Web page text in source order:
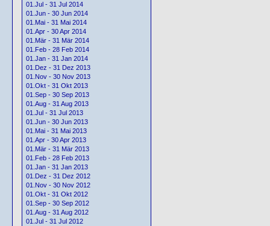
01.Jul - 31 Jul 2014
01.Jun - 30 Jun 2014
01.Mai - 31 Mai 2014
01.Apr - 30 Apr 2014
01.Mär - 31 Mär 2014
01.Feb - 28 Feb 2014
01.Jan - 31 Jan 2014
01.Dez - 31 Dez 2013
01.Nov - 30 Nov 2013
01.Okt - 31 Okt 2013
01.Sep - 30 Sep 2013
01.Aug - 31 Aug 2013
01.Jul - 31 Jul 2013
01.Jun - 30 Jun 2013
01.Mai - 31 Mai 2013
01.Apr - 30 Apr 2013
01.Mär - 31 Mär 2013
01.Feb - 28 Feb 2013
01.Jan - 31 Jan 2013
01.Dez - 31 Dez 2012
01.Nov - 30 Nov 2012
01.Okt - 31 Okt 2012
01.Sep - 30 Sep 2012
01.Aug - 31 Aug 2012
01.Jul - 31 Jul 2012